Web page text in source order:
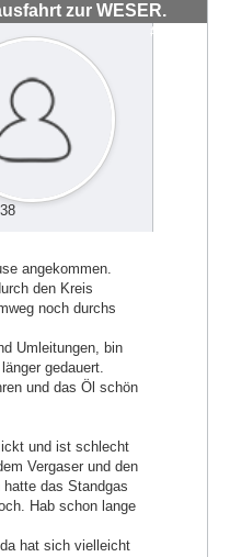
zur WESER.
#72040
angekommen.
den Kreis
noch durchs
Umleitungen, bin
gedauert.
und das Öl schön
und ist schlecht
Vergaser und den
das Standgas
Hab schon lange
hat sich vielleicht